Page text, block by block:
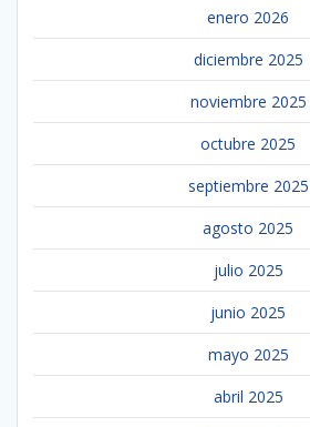
enero 2026
diciembre 2025
noviembre 2025
octubre 2025
septiembre 2025
agosto 2025
julio 2025
junio 2025
mayo 2025
abril 2025